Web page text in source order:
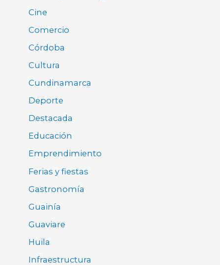
Cine
Comercio
Córdoba
Cultura
Cundinamarca
Deporte
Destacada
Educación
Emprendimiento
Ferias y fiestas
Gastronomía
Guainía
Guaviare
Huila
Infraestructura